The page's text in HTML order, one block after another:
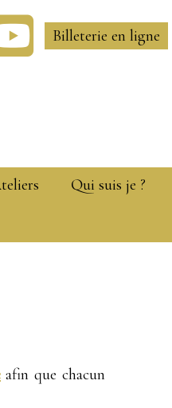
Billeterie en ligne
Qui suis je ?
afin que chacun